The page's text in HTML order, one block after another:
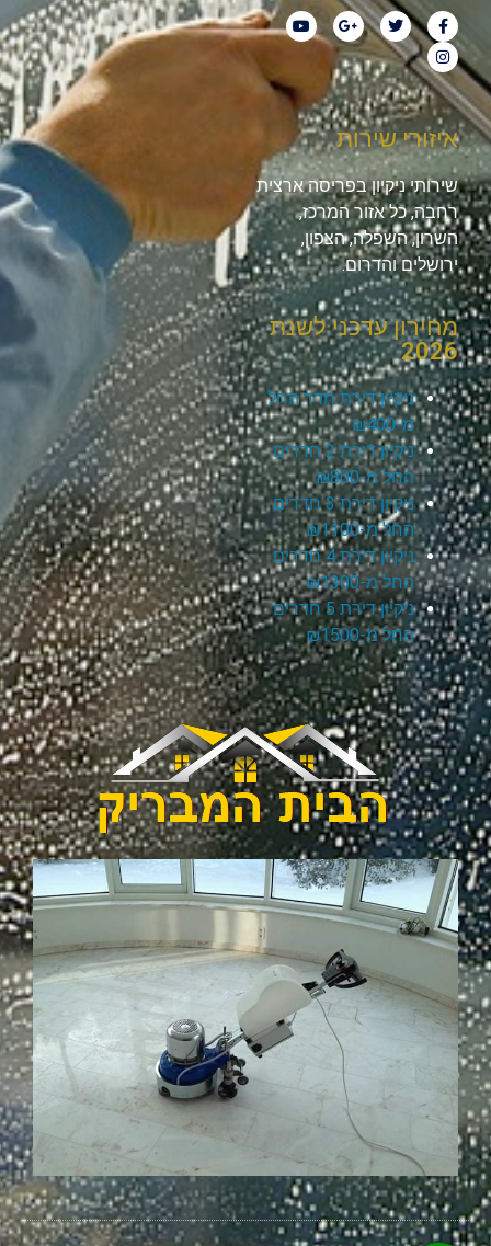
איזורי שירות
שירותי ניקיון בפריסה ארצית
רחבה, כל אזור המרכז,
השרון, השפלה, הצפון,
ירושלים והדרום.
מחירון עדכני לשנת
2026
ניקיון דירת חדר החל
מ-₪400
ניקיון דירת 2 חדרים
החל מ-₪800
ניקיון דירת 3 חדרים
החל מ-₪1100
ניקיון דירת 4 חדרים
החל מ-₪1300
ניקיון דירת 5 חדרים
החל מ-₪1500